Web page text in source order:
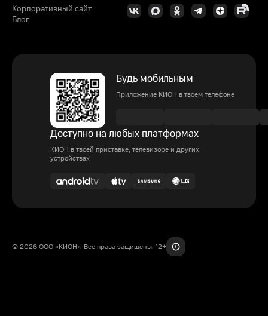
Корпоративный сайт
Блог
Будь мобильным
Приложение КИОН в твоем телефоне
Доступно на любых платформах
КИОН в твоей приставке, телевизоре и других
устройствах
© 2026 ООО «КИОН». Все права защищены. 12+